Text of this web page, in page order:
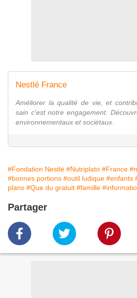
Nestlé France
Améliorer la qualité de vie, et
sain c'est notre engagement.
environnementaux et sociétaux.
#Fondation Nestlé #Nutriplato #France
#bonnes portions #outil ludique #enfants
plans #Que du gratuit #famille
Partager